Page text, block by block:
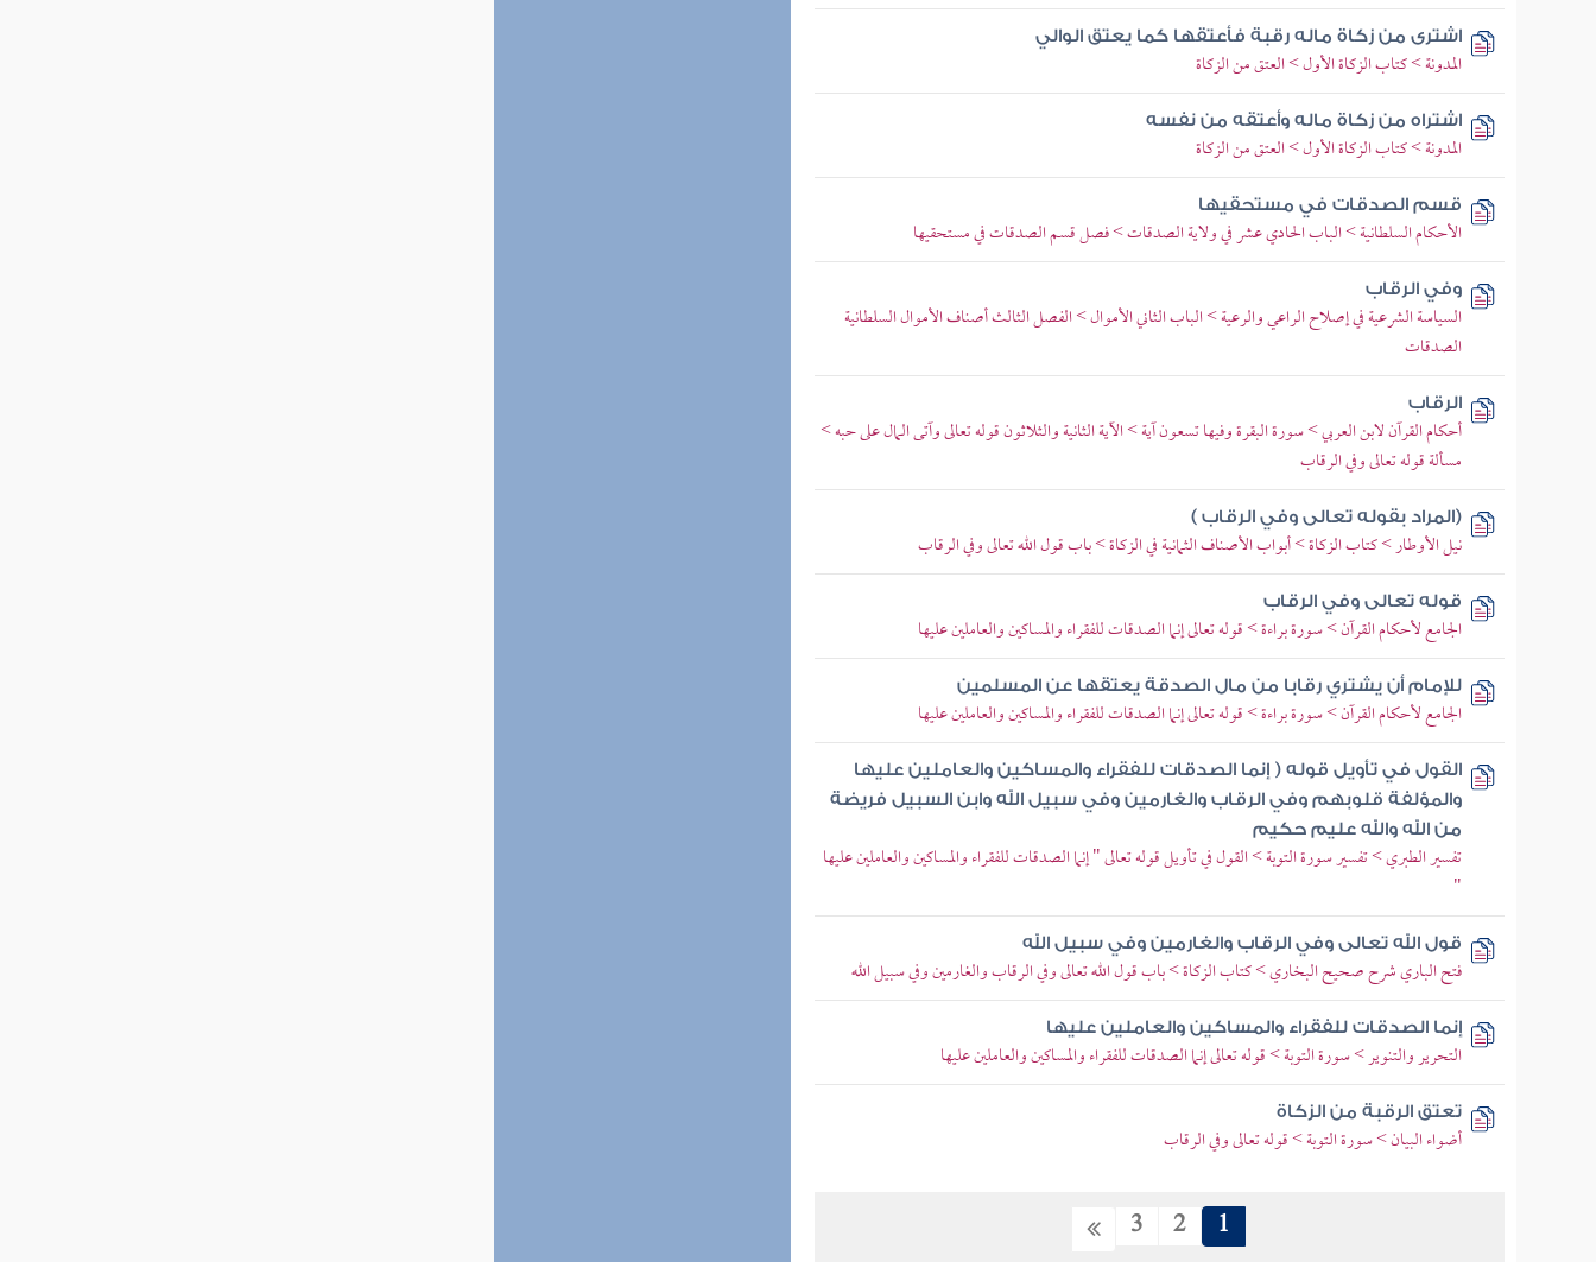
اشترى من زكاة ماله رقبة فأعتقها كما يعتق الوالي
المدونة > كتاب الزكاة الأول > العتق من الزكاة
اشتراه من زكاة ماله وأعتقه من نفسه
المدونة > كتاب الزكاة الأول > العتق من الزكاة
قسم الصدقات في مستحقيها
الأحكام السلطانية > الباب الحادي عشر في ولاية الصدقات > فصل قسم الصدقات في مستحقيها
وفي الرقاب
السياسة الشرعية في إصلاح الراعي والرعية > الباب الثاني الأموال > الفصل الثالث أصناف الأموال السلطانية
الصدقات
الرقاب
أحكام القرآن لابن العربي > سورة البقرة وفيها تسعون آية > الآية الثانية والثلاثون قوله تعالى وآتى المال على حبه >
مسألة قوله تعالى وفي الرقاب
(المراد بقوله تعالى وفي الرقاب )
نيل الأوطار > كتاب الزكاة > أبواب الأصناف الثمانية في الزكاة > باب قول الله تعالى وفي الرقاب
قوله تعالى وفي الرقاب
الجامع لأحكام القرآن > سورة براءة > قوله تعالى إنما الصدقات للفقراء والمساكين والعاملين عليها
للإمام أن يشتري رقابا من مال الصدقة يعتقها عن المسلمين
الجامع لأحكام القرآن > سورة براءة > قوله تعالى إنما الصدقات للفقراء والمساكين والعاملين عليها
القول في تأويل قوله ( إنما الصدقات للفقراء والمساكين والعاملين عليها
والمؤلفة قلوبهم وفي الرقاب والغارمين وفي سبيل الله وابن السبيل فريضة
من الله والله عليم حكيم
تفسير الطبري > تفسير سورة التوبة > القول في تأويل قوله تعالى " إنما الصدقات للفقراء والمساكين والعاملين عليها
"
قول الله تعالى وفي الرقاب والغارمين وفي سبيل الله
فتح الباري شرح صحيح البخاري > كتاب الزكاة > باب قول الله تعالى وفي الرقاب والغارمين وفي سبيل الله
إنما الصدقات للفقراء والمساكين والعاملين عليها
التحرير والتنوير > سورة التوبة > قوله تعالى إنما الصدقات للفقراء والمساكين والعاملين عليها
تعتق الرقبة من الزكاة
أضواء البيان > سورة التوبة > قوله تعالى وفي الرقاب
1
2
3